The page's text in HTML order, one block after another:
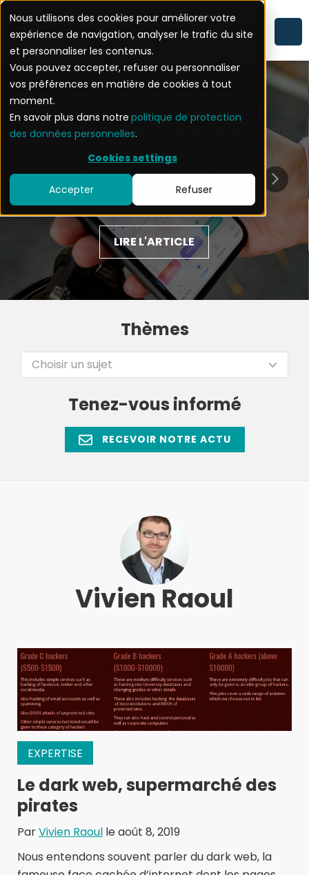
Nous utilisons des cookies pour améliorer votre
expérience de navigation, analyser le trafic du site
et personnaliser les contenus.
Vous pouvez accepter, refuser ou personnaliser
vos préférences en matière de cookies à tout
moment.
En savoir plus dans notre politique de protection
des données personnelles.
Cookies settings
Accepter Refuser
Strava : Quand une simple
application sportive
devient un danger pour la
sécurité nationale
LIRE L'ARTICLE
Thèmes
Choisir un sujet
Tenez-vous informé
RECEVOIR NOTRE ACTU
Vivien Raoul
EXPERTISE
Le dark web, supermarché des
pirates
ParVivien Raoul le août 8, 2019
Nous entendons souvent parler du dark web, la